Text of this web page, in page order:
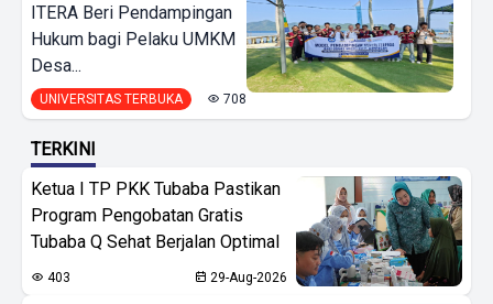
ITERA Beri Pendampingan
Hukum bagi Pelaku UMKM
Desa...
UNIVERSITAS TERBUKA 708
TERKINI
Ketua I TP PKK Tubaba Pastikan
Program Pengobatan Gratis
Tubaba Q Sehat Berjalan Optimal
403 29-Aug-2026